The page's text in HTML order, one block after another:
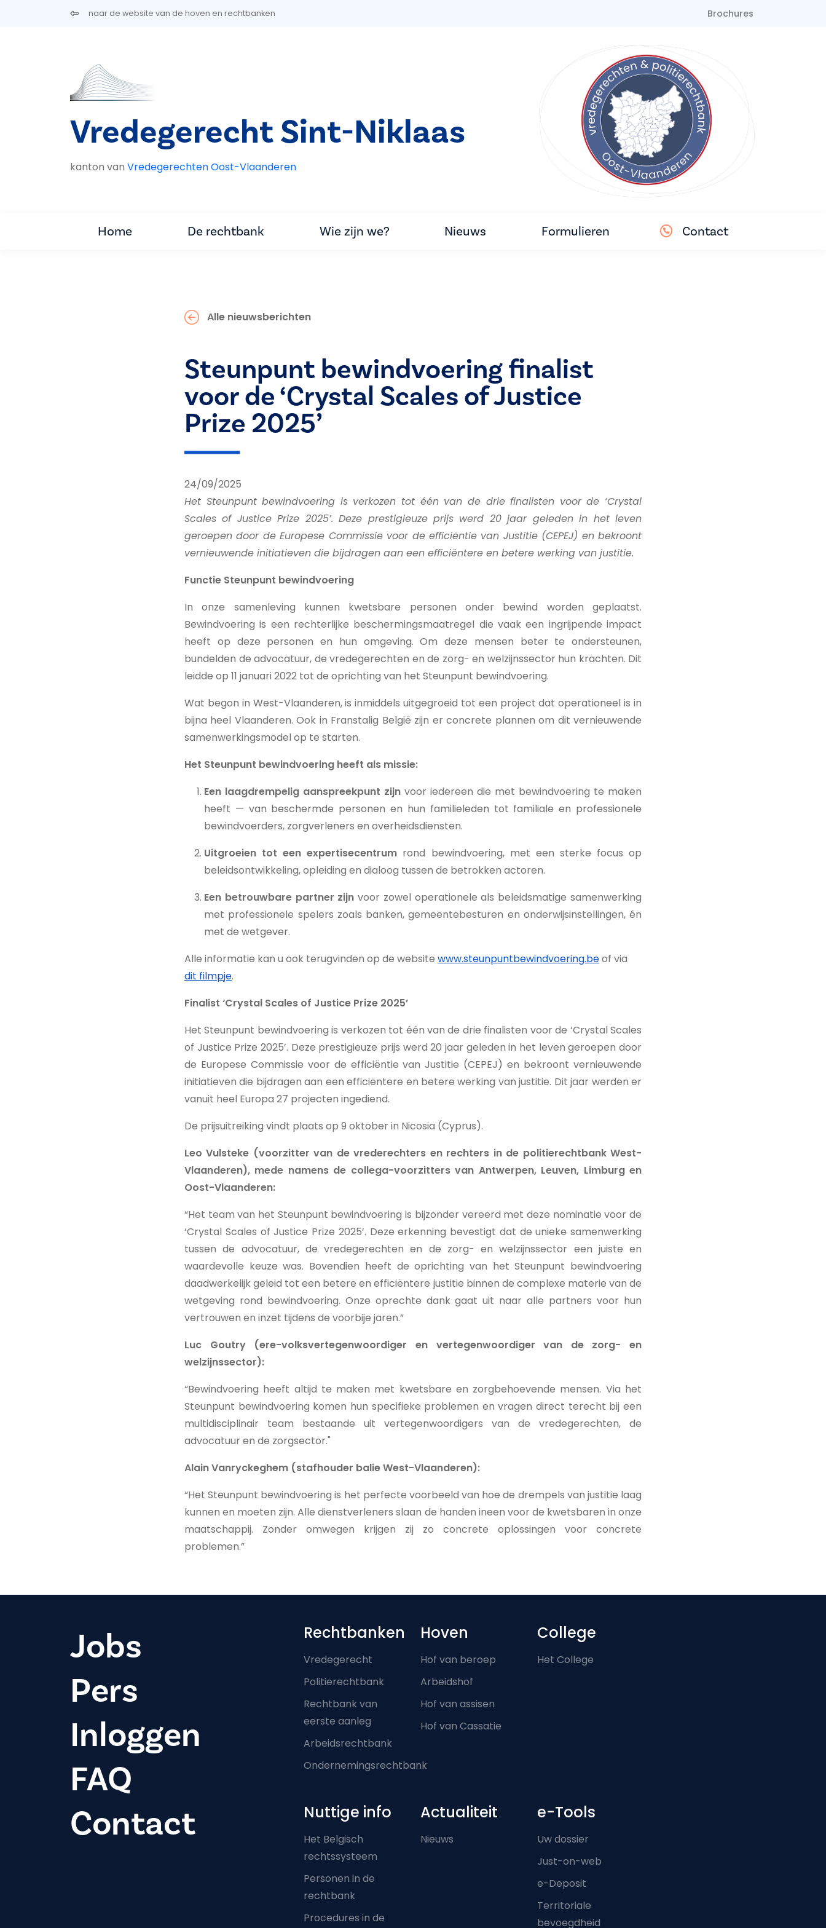
Overslaan en naar de inhoud gaannaar de website van de hoven en rechtbanken Brochures
Vredegerecht Sint-Niklaas
kanton van Vredegerechten Oost-Vlaanderen
Home De rechtbank Wie zijn we? Nieuws Formulieren Contact
Alle nieuwsberichten
Steunpunt bewindvoering finalist
voor de ‘Crystal Scales of Justice
Prize 2025’
24/09/2025
Het Steunpunt bewindvoering is verkozen tot één van de drie finalisten voor de ‘Crystal
Scales of Justice Prize 2025’. Deze prestigieuze prijs werd 20 jaar geleden in het leven
geroepen door de Europese Commissie voor de efficiëntie van Justitie (CEPEJ) en bekroont
vernieuwende initiatieven die bijdragen aan een efficiëntere en betere werking van justitie.
Functie Steunpunt bewindvoering
In onze samenleving kunnen kwetsbare personen onder bewind worden geplaatst.
Bewindvoering is een rechterlijke beschermingsmaatregel die vaak een ingrijpende impact
heeft op deze personen en hun omgeving. Om deze mensen beter te ondersteunen,
bundelden de advocatuur, de vredegerechten en de zorg- en welzijnssector hun krachten. Dit
leidde op 11 januari 2022 tot de oprichting van het Steunpunt bewindvoering.
Wat begon in West-Vlaanderen, is inmiddels uitgegroeid tot een project dat operationeel is in
bijna heel Vlaanderen. Ook in Franstalig België zijn er concrete plannen om dit vernieuwende
samenwerkingsmodel op te starten.
Het Steunpunt bewindvoering heeft als missie:
Een laagdrempelig aanspreekpunt zijn voor iedereen die met bewindvoering te maken
heeft — van beschermde personen en hun familieleden tot familiale en professionele
bewindvoerders, zorgverleners en overheidsdiensten.
Uitgroeien tot een expertisecentrum rond bewindvoering, met een sterke focus op
beleidsontwikkeling, opleiding en dialoog tussen de betrokken actoren.
Een betrouwbare partner zijn voor zowel operationele als beleidsmatige samenwerking
met professionele spelers zoals banken, gemeentebesturen en onderwijsinstellingen, én
met de wetgever.
Alle informatie kan u ook terugvinden op de website www.steunpuntbewindvoering.beof via
dit filmpje.
Finalist ‘Crystal Scales of Justice Prize 2025’
Het Steunpunt bewindvoering is verkozen tot één van de drie finalisten voor de ‘Crystal Scales
of Justice Prize 2025’. Deze prestigieuze prijs werd 20 jaar geleden in het leven geroepen door
de Europese Commissie voor de efficiëntie van Justitie (CEPEJ) en bekroont vernieuwende
initiatieven die bijdragen aan een efficiëntere en betere werking van justitie. Dit jaar werden er
vanuit heel Europa 27 projecten ingediend.
De prijsuitreiking vindt plaats op 9 oktober in Nicosia (Cyprus).
Leo Vulsteke (voorzitter van de vrederechters en rechters in de politierechtbank West-
Vlaanderen), mede namens de collega-voorzitters van Antwerpen, Leuven, Limburg en
Oost-Vlaanderen:
“Het team van het Steunpunt bewindvoering is bijzonder vereerd met deze nominatie voor de
‘Crystal Scales of Justice Prize 2025’. Deze erkenning bevestigt dat de unieke samenwerking
tussen de advocatuur, de vredegerechten en de zorg- en welzijnssector een juiste en
waardevolle keuze was. Bovendien heeft de oprichting van het Steunpunt bewindvoering
daadwerkelijk geleid tot een betere en efficiëntere justitie binnen de complexe materie van de
wetgeving rond bewindvoering. Onze oprechte dank gaat uit naar alle partners voor hun
vertrouwen en inzet tijdens de voorbije jaren.”
Luc Goutry (ere-volksvertegenwoordiger en vertegenwoordiger van de zorg- en
welzijnssector):
“Bewindvoering heeft altijd te maken met kwetsbare en zorgbehoevende mensen. Via het
Steunpunt bewindvoering komen hun specifieke problemen en vragen direct terecht bij een
multidisciplinair team bestaande uit vertegenwoordigers van de vredegerechten, de
advocatuur en de zorgsector."
Alain Vanryckeghem (stafhouder balie West-Vlaanderen):
“Het Steunpunt bewindvoering is het perfecte voorbeeld van hoe de drempels van justitie laag
kunnen en moeten zijn. Alle dienstverleners slaan de handen ineen voor de kwetsbaren in onze
maatschappij. Zonder omwegen krijgen zij zo concrete oplossingen voor concrete
problemen.”
Jobs
Pers
Inloggen
FAQ
Contact
Footer-menu
Rechtbanken
Vredegerecht
Politierechtbank
Rechtbank van
eerste aanleg
Arbeidsrechtbank
Ondernemingsrechtbank
Hoven
Hof van beroep
Arbeidshof
Hof van assisen
Hof van Cassatie
College
Het College
Nuttige info
Het Belgisch
rechtssysteem
Personen in de
rechtbank
Procedures in de
Actualiteit
Nieuws
e-Tools
Uw dossier
Just-on-web
e-Deposit
Territoriale
bevoegdheid